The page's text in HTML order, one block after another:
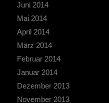
Juni 2014
Mai 2014
April 2014
März 2014
Februar 2014
Januar 2014
Dezember 2013
November 2013